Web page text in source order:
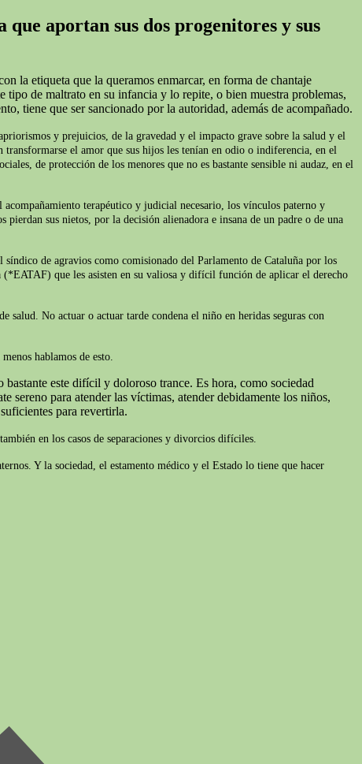
aportan sus dos progenitores y sus
la etiqueta que la queramos enmarcar, en forma de chantaje
de maltrato en su infancia y lo repite, o bien muestra problemas,
tiene que ser sancionado por la autoridad, además de acompañado.
y prejuicios, de la gravedad y el impacto grave sobre la salud y el
transformarse el amor que sus hijos les tenían en odio o indiferencia, en el
de protección de los menores que no es bastante sensible ni audaz, en el
acompañamiento terapéutico y judicial necesario, los vínculos paterno y
sus nietos, por la decisión alienadora e insana de un padre o de una
de agravios como comisionado del Parlamento de Cataluña por los
(*EATAF) que les asisten en su valiosa y difícil función de aplicar el derecho
salud. No actuar o actuar tarde condena el niño en heridas seguras con
hablamos de esto.
este difícil y doloroso trance. Es hora, como sociedad
sereno para atender las víctimas, atender debidamente los niños,
para revertirla.
en los casos de separaciones y divorcios difíciles.
Y la sociedad, el estamento médico y el Estado lo tiene que hacer